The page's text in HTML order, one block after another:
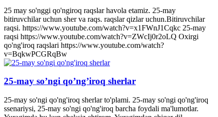
25 may so'nggi qo'ngiroq raqslar havola etamiz. 25-may
bitiruvchilar uchun sher va raqs. raqslar qizlar uchun.Bitiruvchilar
raqsi. https://www.youtube.com/watch?v=x1FWnJ1Cqkc 25-may
raqsi https://www.youtube.com/watch?v=ZWcIj0r2oLQ Oxirgi
qo'ng'iroq raqslari https://www.youtube.com/watch?
v=BqkwPCGRqBw
25-may so’ngi qo’ng’iroq sherlar
25-may so'ngi qo'ng'iroq sherlar to'plami. 25-may so'ngi qo'ng'iroq
ssenariysi, 25-may so'ngi qo'ng'iroq barcha foydali ma'lumotlar.